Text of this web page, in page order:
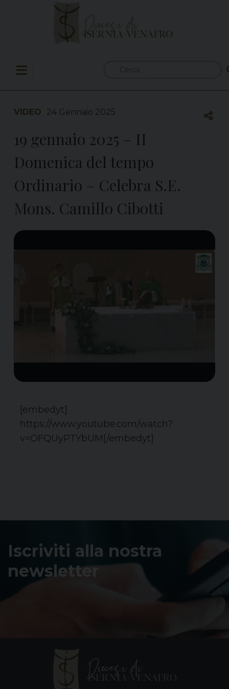
per:
VIDEO 24 Gennaio 2025
19 gennaio 2025 – II
Domenica del tempo
Ordinario – Celebra S.E.
Mons. Camillo Cibotti
[embedyt]
https://www.youtube.com/watch?
v=OFQUyPTYbUM[/embedyt]
Iscriviti alla nostra
newsletter